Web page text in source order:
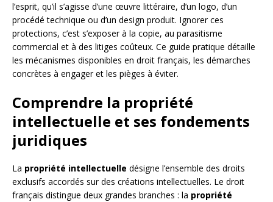
l’esprit, qu’il s’agisse d’une œuvre littéraire, d’un logo, d’un
procédé technique ou d’un design produit. Ignorer ces
protections, c’est s’exposer à la copie, au parasitisme
commercial et à des litiges coûteux. Ce guide pratique détaille
les mécanismes disponibles en droit français, les démarches
concrètes à engager et les pièges à éviter.
Comprendre la propriété
intellectuelle et ses fondements
juridiques
La propriété intellectuelle désigne l’ensemble des droits
exclusifs accordés sur des créations intellectuelles. Le droit
français distingue deux grandes branches : la propriété